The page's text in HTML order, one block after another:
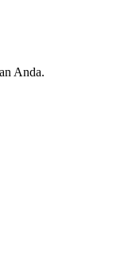
Anda.